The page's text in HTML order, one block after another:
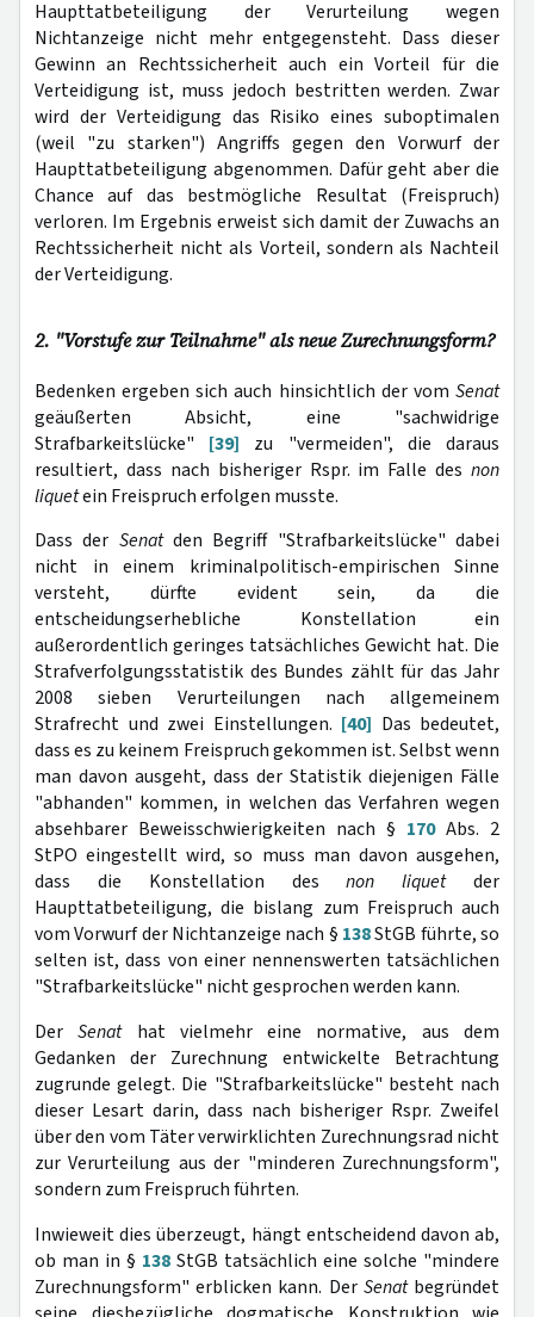
Haupttatbeteiligung der Verurteilung wegen
Nichtanzeige nicht mehr entgegensteht. Dass dieser
Gewinn an Rechtssicherheit auch ein Vorteil für die
Verteidigung ist, muss jedoch bestritten werden. Zwar
wird der Verteidigung das Risiko eines suboptimalen
(weil "zu starken") Angriffs gegen den Vorwurf der
Haupttatbeteiligung abgenommen. Dafür geht aber die
Chance auf das bestmögliche Resultat (Freispruch)
verloren. Im Ergebnis erweist sich damit der Zuwachs an
Rechtssicherheit nicht als Vorteil, sondern als Nachteil
der Verteidigung.
2. "Vorstufe zur Teilnahme" als neue Zurechnungsform?
Bedenken ergeben sich auch hinsichtlich der vom Senat
geäußerten Absicht, eine "sachwidrige
Strafbarkeitslücke" [39] zu "vermeiden", die daraus
resultiert, dass nach bisheriger Rspr. im Falle des non
liquetein Freispruch erfolgen musste.
Dass der Senatden Begriff "Strafbarkeitslücke" dabei
nicht in einem kriminalpolitisch-empirischen Sinne
versteht, dürfte evident sein, da die
entscheidungserhebliche Konstellation ein
außerordentlich geringes tatsächliches Gewicht hat. Die
Strafverfolgungsstatistik des Bundes zählt für das Jahr
2008 sieben Verurteilungen nach allgemeinem
Strafrecht und zwei Einstellungen. [40] Das bedeutet,
dass es zu keinem Freispruch gekommen ist. Selbst wenn
man davon ausgeht, dass der Statistik diejenigen Fälle
"abhanden" kommen, in welchen das Verfahren wegen
absehbarer Beweisschwierigkeiten nach § 170Abs. 2
StPO eingestellt wird, so muss man davon ausgehen,
dass die Konstellation desnon liquetder
Haupttatbeteiligung, die bislang zum Freispruch auch
vom Vorwurf der Nichtanzeige nach § 138StGB führte, so
selten ist, dass von einer nennenswerten tatsächlichen
"Strafbarkeitslücke" nicht gesprochen werden kann.
DerSenathat vielmehr eine normative, aus dem
Gedanken der Zurechnung entwickelte Betrachtung
zugrunde gelegt. Die "Strafbarkeitslücke" besteht nach
dieser Lesart darin, dass nach bisheriger Rspr. Zweifel
über den vom Täter verwirklichten Zurechnungsrad nicht
zur Verurteilung aus der "minderen Zurechnungsform",
sondern zum Freispruch führten.
Inwieweit dies überzeugt, hängt entscheidend davon ab,
ob man in § 138 StGB tatsächlich eine solche "mindere
Zurechnungsform" erblicken kann. Der Senatbegründet